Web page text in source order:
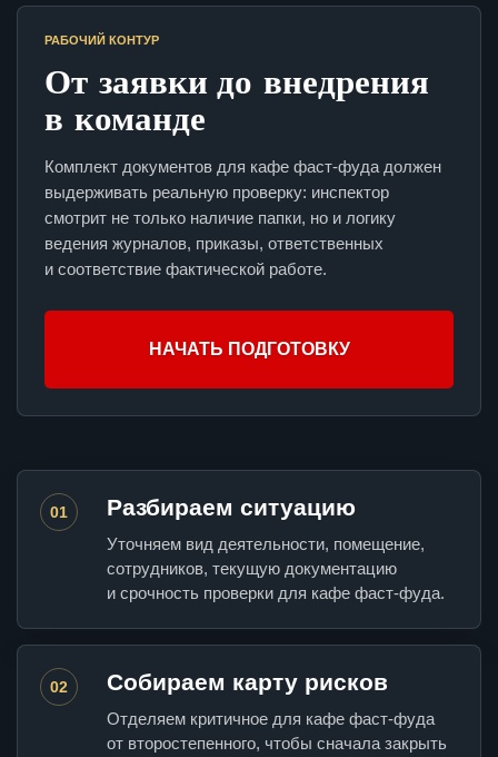
РАБОЧИЙ КОНТУР
От заявки до внедрения
в команде
Комплект документов для кафе фаст-фуда должен
выдерживать реальную проверку: инспектор
смотрит не только наличие папки, но и логику
ведения журналов, приказы, ответственных
и соответствие фактической работе.
НАЧАТЬ ПОДГОТОВКУ
01 Разбираем ситуацию
Уточняем вид деятельности, помещение,
сотрудников, текущую документацию
и срочность проверки для кафе фаст-фуда.
02 Собираем карту рисков
Отделяем критичное для кафе фаст-фуда
от второстепенного, чтобы сначала закрыть